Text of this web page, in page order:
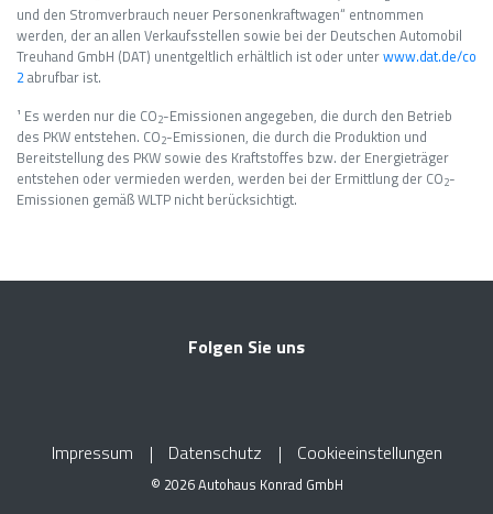
und den Stromverbrauch neuer Personenkraftwagen“ entnommen
werden, der an allen Verkaufsstellen sowie bei der Deutschen Automobil
Treuhand GmbH (DAT) unentgeltlich erhältlich ist oder unterwww.dat.de/co
2abrufbar ist.
¹ Es werden nur die CO2-Emissionen angegeben, die durch den Betrieb
des PKW entstehen. CO2-Emissionen, die durch die Produktion und
Bereitstellung des PKW sowie des Kraftstoffes bzw. der Energieträger
entstehen oder vermieden werden, werden bei der Ermittlung der CO2-
Emissionen gemäß WLTP nicht berücksichtigt.
Folgen Sie uns
Impressum Datenschutz Cookieeinstellungen
© 2026 Autohaus Konrad GmbH